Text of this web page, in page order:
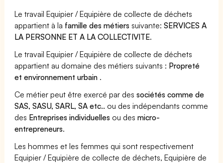
Le travail Equipier / Equipière de collecte de déchets
appartient à la famille des métiers suivante:SERVICES A
LA PERSONNE ET A LA COLLECTIVITE.
Le travail Equipier / Equipière de collecte de déchets
appartient au domaine des métiers suivants : Propreté
et environnement urbain .
Ce métier peut être exercé par dessociétés comme de
SAS, SASU, SARL, SA etc.. ou des indépendants comme
des Entreprises individuelles ou desmicro-
entrepreneurs.
Les hommes et les femmes qui sont respectivement
Equipier / Equipière de collecte de déchets, Equipière de